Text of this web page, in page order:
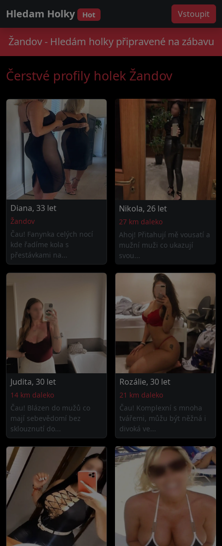
Hledam Holky Hot Vstoupit
Žandov - Hledám holky připravené na zábavu
Čerstvé profily holek Žandov
Diana, 33 let
Žandov
Čau! Fanynka celých nocí
kde řadíme kola s
přestávkami na...
Nikola, 26 let
27 km daleko
Ahoj! Přitahují mě vousatí a
mužní muži co ukazují
svou...
Judita, 30 let
14 km daleko
Čau! Blázen do mužů co
mají sebevědomí bez
sklouznutí do...
Rozálie, 30 let
21 km daleko
Čau! Komplexní s mnoha
tvářemi, můžu být něžná i
divoká ve...